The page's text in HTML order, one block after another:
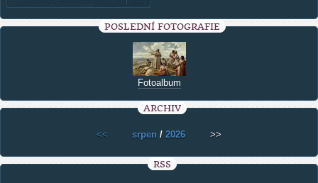
POSLEDNÍ FOTOGRAFIE
Fotoalbum
ARCHIV
<< srpen / 2026 >>
RSS